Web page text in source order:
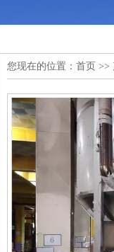
您现在的位置： 首页 >>